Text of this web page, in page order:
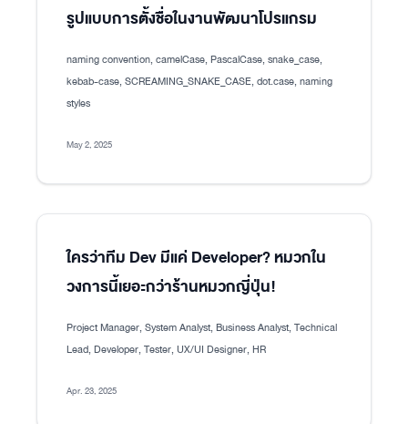
รูปแบบการตั้งชื่อในงานพัฒนาโปรแกรม
naming convention, camelCase, PascalCase, snake_case,
kebab-case, SCREAMING_SNAKE_CASE, dot.case, naming
styles
May 2, 2025
ใครว่าทีม Dev มีแค่ Developer? หมวกใน
วงการนี้เยอะกว่าร้านหมวกญี่ปุ่น!
Project Manager, System Analyst, Business Analyst, Technical
Lead, Developer, Tester, UX/UI Designer, HR
Apr. 23, 2025